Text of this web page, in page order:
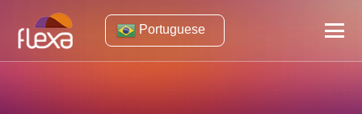
Portuguese